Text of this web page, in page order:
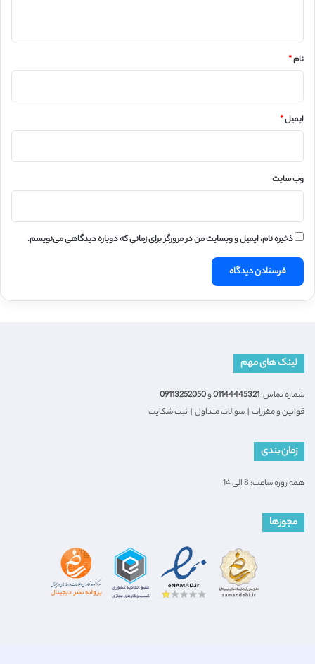
نام*
ایمیل*
وب‌ سایت
ذخیره نام، ایمیل و وبسایت من در مرورگر برای زمانی که دوباره دیدگاهی می‌نویسم.
لینک های مهم
شماره تماس:01144445321و09113252050
قوانین و مقررات | سوالات متداول | ثبت شکایت
زمان بندی
همه روزه ساعت: 8 الی 14
مجوزها